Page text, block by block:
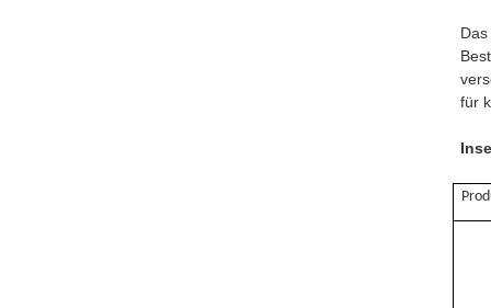
für